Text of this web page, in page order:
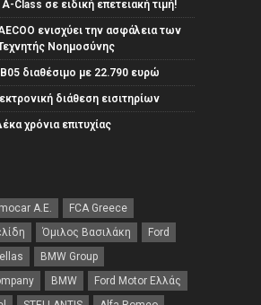
Class σε ειδική επετειακή τιμή!
ενισχύει την ασφάλεια των
Νοημοσύνης
διαθέσιμο με 22.790 ευρώ
διάθεση εισιτηρίων
χρόνια επιτυχίας
Α.Ε.
FCA Greece
Όμιλος Βασιλάκη
Ford
BMW Group
BMW
Ford Motor Ελλάς